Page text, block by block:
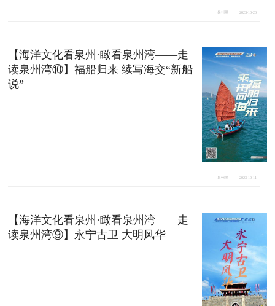
泉州网 2023-10-20
【海洋文化看泉州·瞰看泉州湾——走
读泉州湾⑩】福船归来 续写海交“新船
说”
泉州网 2023-10-11
【海洋文化看泉州·瞰看泉州湾——走
读泉州湾⑨】永宁古卫 大明风华